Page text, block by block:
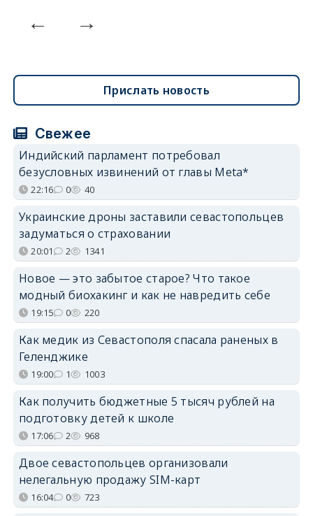
Прислать новость
Свежее
Индийский парламент потребовал
безусловных извинений от главы Meta*
22:16 0 40
Украинские дроны заставили севастопольцев
задуматься о страховании
20:01 2 1341
Новое — это забытое старое? Что такое
модный биохакинг и как не навредить себе
19:15 0 220
Как медик из Севастополя спасала раненых в
Геленджике
19:00 1 1003
Как получить бюджетные 5 тысяч рублей на
подготовку детей к школе
17:06 2 968
Двое севастопольцев организовали
нелегальную продажу SIM-карт
16:04 0 723